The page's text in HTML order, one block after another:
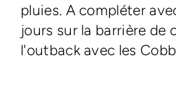
pluies. A compléter
jours sur la barrière de
l'outback avec les